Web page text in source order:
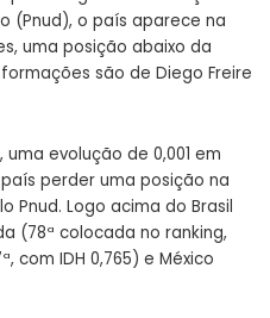
(Pnud), o país aparece na
uma posição abaixo da
são de Diego Freire
uma evolução de 0,001 em
perder uma posição na
Pnud. Logo acima do Brasil
(78ª colocada no ranking,
com IDH 0,765) e México